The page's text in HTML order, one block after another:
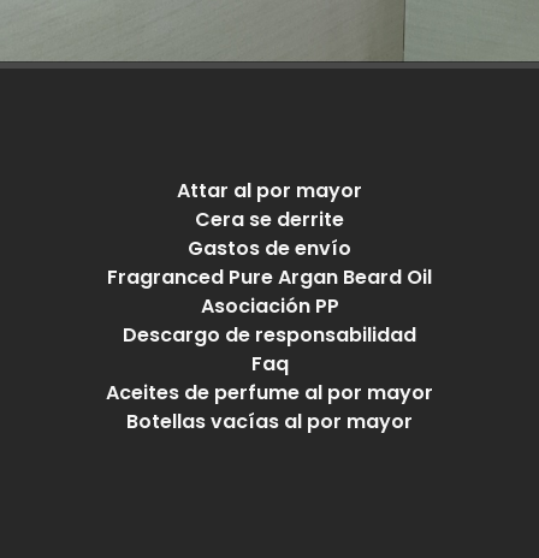
Attar al por mayor
Cera se derrite
Gastos de envío
Fragranced Pure Argan Beard Oil
Asociación PP
Descargo de responsabilidad
Faq
Aceites de perfume al por mayor
Botellas vacías al por mayor